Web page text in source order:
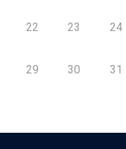
22 23 24
29 30 31